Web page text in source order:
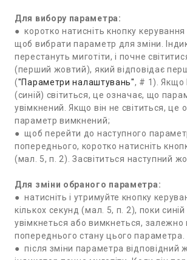
Для вибору параметра:
● коротко натисніть кнопку
щоб вибрати параметр для зміни.
перестануть миготіти, і почне
(перший жовтий), який відповідає
("Параметри налаштувань", # 1). Якщо
(синій) світиться, це означає, що
увімкнений. Якщо він не світиться, це
параметр вимкнений;
● щоб перейти до наступного
попереднього, коротко натисніть
(мал. 5, п. 2). Засвітиться наступний
Для зміни обраного параметра:
● натисніть і утримуйте кнопку
кількох секунд (мал. 5, п. 2), поки синій
увімкнеться або вимкнеться, залежно
попереднього стану цього параметра.
● після зміни параметра відповідний